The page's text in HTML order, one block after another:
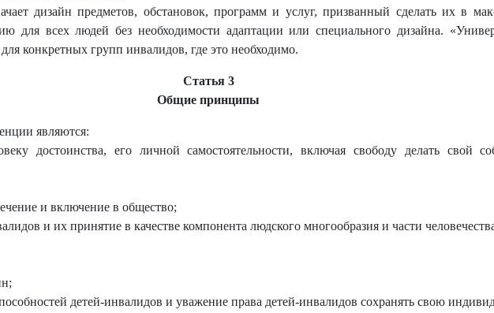
дизайн предметов, обстановок, программ и услуг, призванный сделать их в
для всех людей без необходимости адаптации или специального дизайна.
конкретных групп инвалидов, где это необходимо.
Статья 3
Общие принципы
являются:
достоинства, его личной самостоятельности, включая свободу делать свой
и включение в общество;
и их принятие в качестве компонента людского многообразия и части
детей-инвалидов и уважение права детей-инвалидов сохранять свою